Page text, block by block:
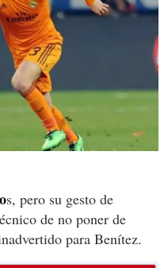
s, pero su gesto de
de no poner de
para Benítez.